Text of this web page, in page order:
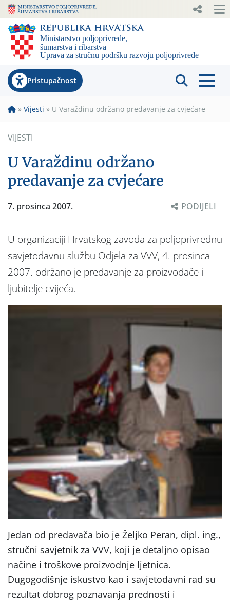
Pristupačnost
» Vijesti » U Varaždinu održano predavanje za cvjećare
VIJESTI
U Varaždinu održano
predavanje za cvjećare
7. prosinca 2007. PODIJELI
U organizaciji Hrvatskog zavoda za poljoprivrednu
savjetodavnu službu Odjela za VVV, 4. prosinca
2007. održano je predavanje za proizvođače i
ljubitelje cvijeća.
Jedan od predavača bio je Željko Peran, dipl. ing.,
stručni savjetnik za VVV, koji je detaljno opisao
načine i troškove proizvodnje ljetnica.
Dugogodišnje iskustvo kao i savjetodavni rad su
rezultat dobrog poznavanja prednosti i